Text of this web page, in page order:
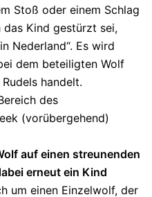
Stoß oder einem Schlag
das Kind gestürzt sei,
Nederland“. Es wird
dem beteiligten Wolf
handelt.
des
(vorübergehend)
auf einen streunenden
erneut ein Kind
um einen Einzelwolf, der